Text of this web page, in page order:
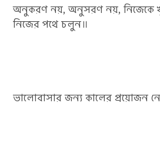
অনুকরণ নয়, অনুসরণ নয়, নিজেকে
নিজের পথে চলুন॥
ভালোবাসার জন্য কালের প্রয়োজন